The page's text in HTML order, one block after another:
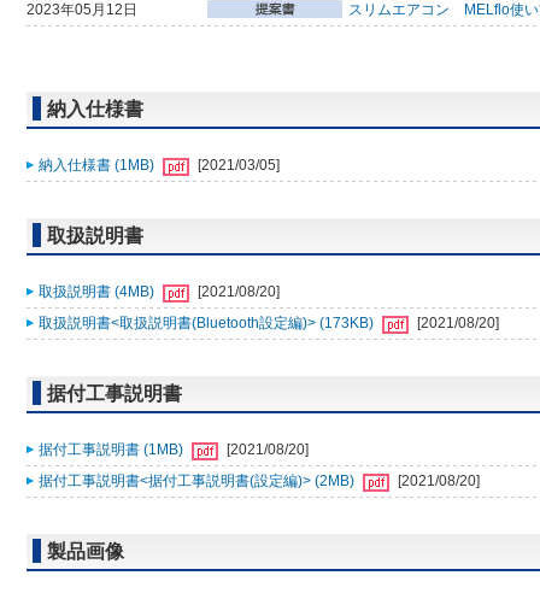
2023年05月12日 スリムエアコン MELflo使
納入仕様書
納入仕様書 (1MB) [2021/03/05]
取扱説明書
取扱説明書 (4MB)
[2021/08/20]
取扱説明書<取扱説明書(Bluetooth設定編)> (173KB)
[2021/08/20]
据付工事説明書
据付工事説明書 (1MB)
[2021/08/20]
据付工事説明書<据付工事説明書(設定編)> (2MB)
[2021/08/20]
製品画像